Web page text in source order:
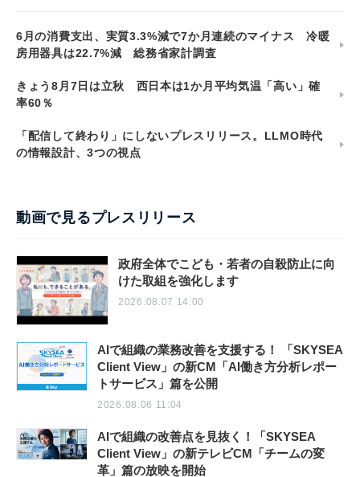
6月の消費支出、実質3.3%減で7か月連続のマイナス 冷暖
房用器具は22.7%減 総務省家計調査
きょう8月7日は立秋 西日本は1か月平均気温「高い」確
率60％
「配信して終わり」にしないプレスリリース。LLMO時代
の情報設計、3つの視点
動画で見るプレスリリース
政府全体でこども・若者の自殺防止に向
けた取組を強化します
2026.08.07 14:00
AIで組織の業務改善を支援する！ 「SKYSEA
Client View」の新CM「AI働き方分析レポー
トサービス」篇を公開
2026.08.06 11:04
AIで組織の改善点を見抜く！「SKYSEA
Client View」の新テレビCM「チームの変
革」篇の放映を開始